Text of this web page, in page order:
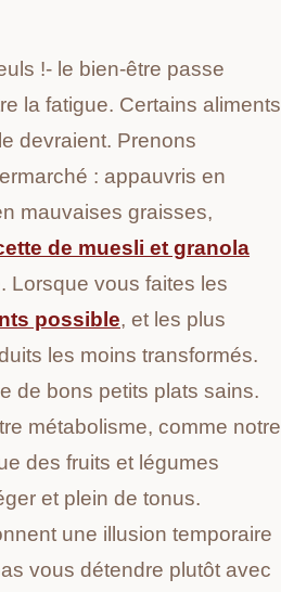
!- le bien-être passe
la fatigue. Certains aliments
devraient. Prenons
: appauvris en
mauvaises graisses,
de muesli et granola
Lorsque vous faites les
possible, et les plus
les moins transformés.
de bons petits plats sains.
métabolisme, comme notre
des fruits et légumes
et plein de tonus.
une illusion temporaire
vous détendre plutôt avec